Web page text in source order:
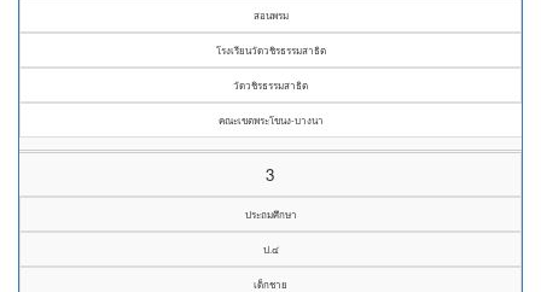
สอนพรม
โรงเรียนวัดวชิรธรรมสาธิต
วัดวชิรธรรมสาธิต
คณะเขตพระโขนง-บางนา
3
ประถมศึกษา
ป.๔
เด็กชาย